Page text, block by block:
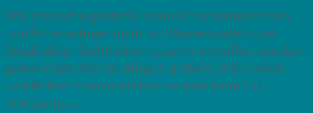
Was passiert eigentlich, wenn Unternehmerinnen
und Unternehmer nicht mit Namensschild und
Smalltalk an Stehtischen zusammentreffen, sondern
gemeinsam über Quizfragen grübeln, diskutieren
und lachen? Genau das konnte man beim FKU
Kneipenquiz